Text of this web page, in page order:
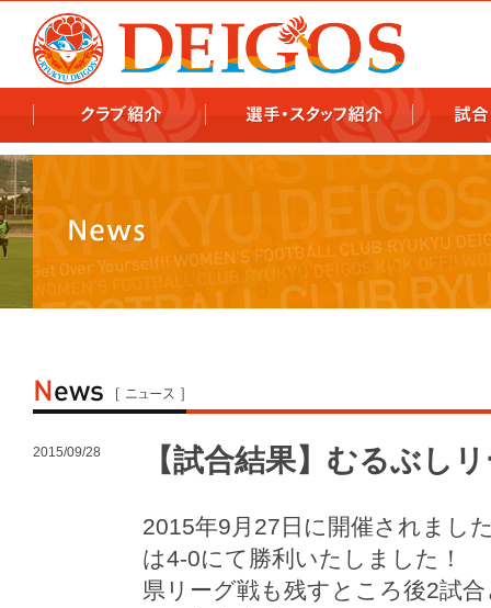
2015/09/28 【試合結果】むるぶし
2015年9月27日に開催されまし
は4-0にて勝利いたしました！
県リーグ戦も残すところ後2試